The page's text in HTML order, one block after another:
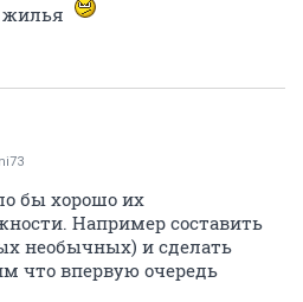
бы хорошо их
Например составить
необычных) и сделать
что впервую очередь